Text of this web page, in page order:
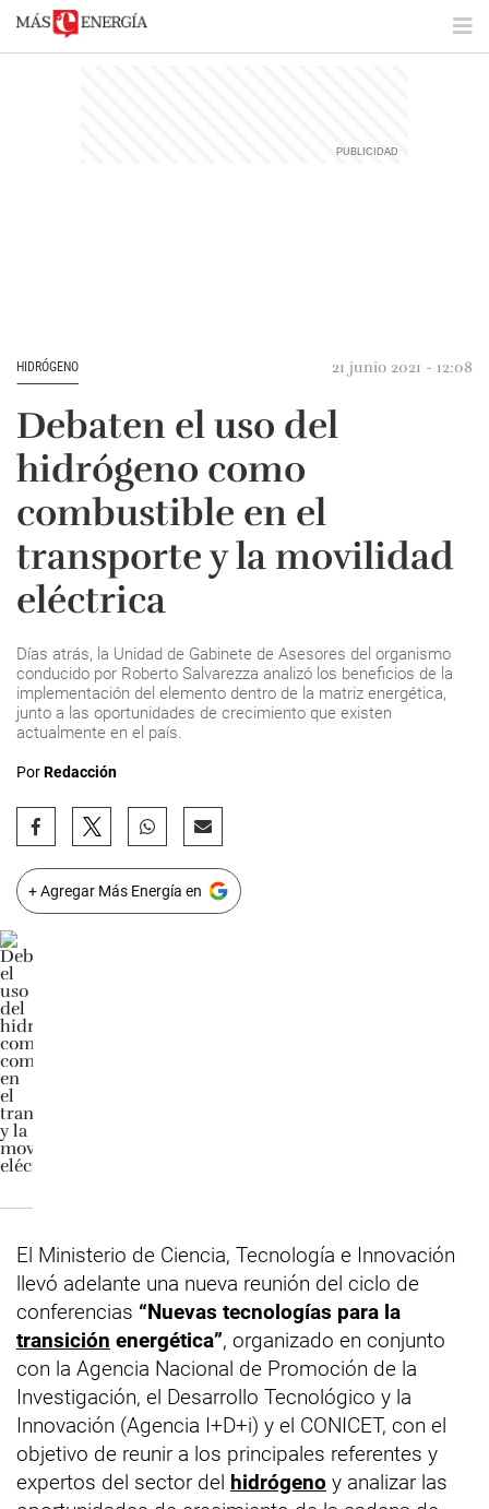
HIDRÓGENO 21 junio 2021 - 12:08
Debaten el uso del
hidrógeno como
combustible en el
transporte y la movilidad
eléctrica
Días atrás, la Unidad de Gabinete de Asesores del organismo
conducido por Roberto Salvarezza analizó los beneficios de la
implementación del elemento dentro de la matriz energética,
junto a las oportunidades de crecimiento que existen
actualmente en el país.
PorRedacción
+ Agregar Más Energía en
El Ministerio de Ciencia, Tecnología e Innovación
llevó adelante una nueva reunión del ciclo de
conferencias “Nuevas tecnologías para la
transición energética”, organizado en conjunto
con la Agencia Nacional de Promoción de la
Investigación, el Desarrollo Tecnológico y la
Innovación (Agencia I+D+i) y el CONICET, con el
objetivo de reunir a los principales referentes y
expertos del sector del hidrógeno y analizar las